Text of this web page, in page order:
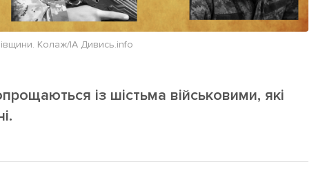
Колаж/ІА Дивись.info
із шістьма військовими, які